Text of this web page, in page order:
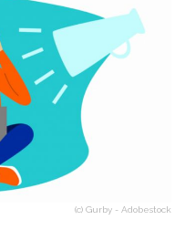
(c) Gurby - Adobestock